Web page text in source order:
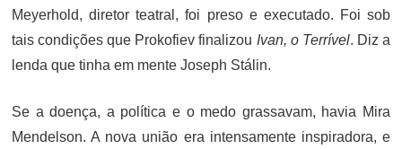
Meyerhold, diretor teatral, foi preso e executado. Foi sob
tais condições que Prokofiev finalizou Ivan, o Terrível. Diz a
lenda que tinha em mente Joseph Stálin.
Se a doença, a política e o medo grassavam, havia Mira
Mendelson. A nova união era intensamente inspiradora, e